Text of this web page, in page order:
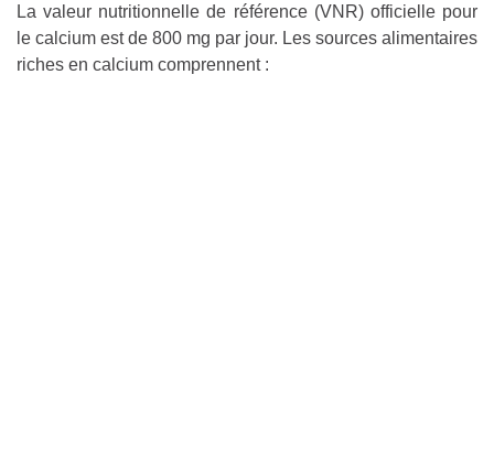
La valeur nutritionnelle de référence (VNR) officielle pour
le calcium est de 800 mg par jour. Les sources alimentaires
riches en calcium comprennent :